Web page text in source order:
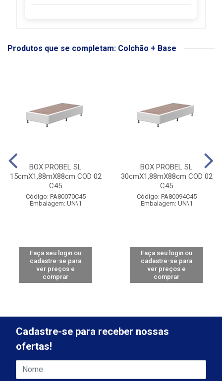
Produtos que se completam: Colchão + Base
BOX PROBEL SL
15cmX1,88mX88cm COD 02
C45
Código: PA80070C45
Embalagem: UN\1
Faça seu login ou
cadastre-se para
ver preços e
comprar
BOX PROBEL SL
30cmX1,88mX88cm COD 02
C45
Código: PA80094C45
Embalagem: UN\1
Faça seu login ou
cadastre-se para
ver preços e
comprar
Cadastre-se para receber nossas
ofertas!